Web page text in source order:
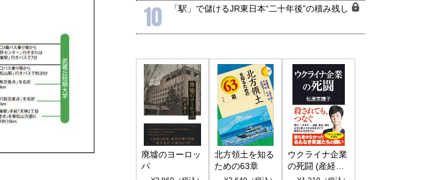
10 「駅」で儲けるJR東日本“二十年後”の積み残し
廃墟のヨーロッ
パ
北方領土を知る
ための63章
ウクライナ企業
の死闘 (産経セ
レクト S 039)